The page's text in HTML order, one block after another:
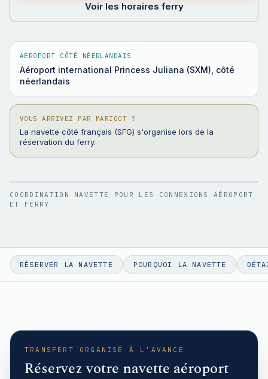
Voir les horaires ferry
AÉROPORT CÔTÉ NÉERLANDAIS
Aéroport international Princess Juliana (SXM), côté
néerlandais
VOUS ARRIVEZ PAR MARIGOT ?
La navette côté français (SFG) s'organise lors de la
réservation du ferry.
COORDINATION NAVETTE POUR LES CONNEXIONS AÉROPORT
ET FERRY
RÉSERVER LA NAVETTE POURQUOI LA NAVETTE
TRANSFERT ORGANISÉ À L’AVANCE
Réservez votre navette aéroport